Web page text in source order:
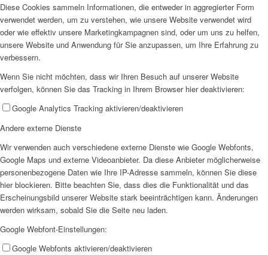
Wir als Arbeitgeberin
Mitglied werden
Ehrenamt
Diese Cookies sammeln Informationen, die entweder in aggregierter Form
verwendet werden, um zu verstehen, wie unsere Website verwendet wird
oder wie effektiv unsere Marketingkampagnen sind, oder um uns zu helfen,
unsere Website und Anwendung für Sie anzupassen, um Ihre Erfahrung zu
verbessern.
Wenn Sie nicht möchten, dass wir Ihren Besuch auf unserer Website
verfolgen, können Sie das Tracking in Ihrem Browser hier deaktivieren:
Google Analytics Tracking aktivieren/deaktivieren
Andere externe Dienste
Wir verwenden auch verschiedene externe Dienste wie Google Webfonts,
Google Maps und externe Videoanbieter. Da diese Anbieter möglicherweise
personenbezogene Daten wie Ihre IP-Adresse sammeln, können Sie diese
hier blockieren. Bitte beachten Sie, dass dies die Funktionalität und das
Erscheinungsbild unserer Website stark beeinträchtigen kann. Änderungen
werden wirksam, sobald Sie die Seite neu laden.
Google Webfont-Einstellungen:
Google Webfonts aktivieren/deaktivieren